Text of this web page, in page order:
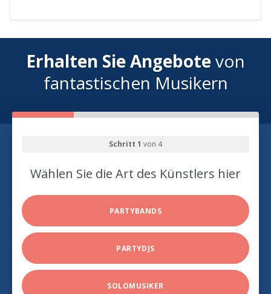
Erhalten Sie Angebotevon
fantastischen Musikern
Schritt 1 von 4
Wählen Sie die Art des Künstlers hier
PARTYBANDS
PARTYDJS
SOLOMUSIKER